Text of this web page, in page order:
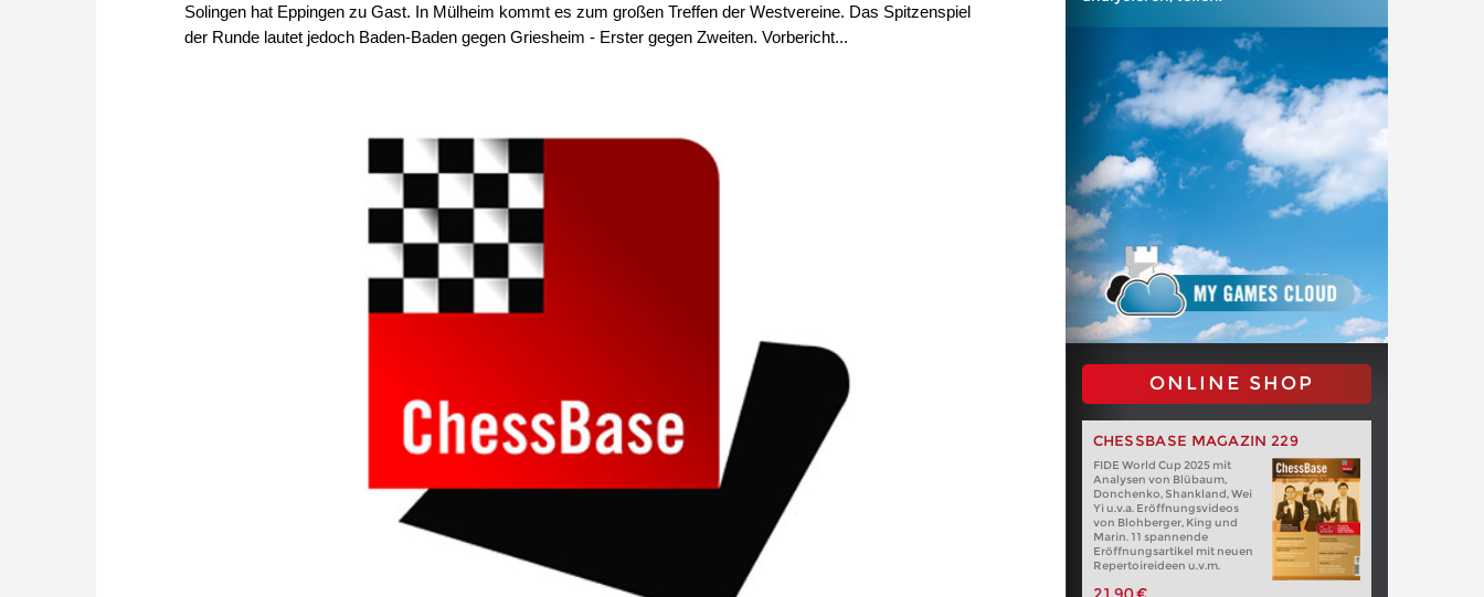
Solingen hat Eppingen zu Gast. In Mülheim kommt es zum großen Treffen der Westvereine. Das Spitzenspiel
der Runde lautet jedoch Baden-Baden gegen Griesheim - Erster gegen Zweiten. Vorbericht...
ONLINE SHOP
CHESSBASE MAGAZIN 229
FIDE World Cup 2025 mit
Analysen von Blübaum,
Donchenko, Shankland, Wei
Yi u.v.a. Eröffnungsvideos
von Blohberger, King und
Marin. 11 spannende
Eröffnungsartikel mit neuen
Repertoireideen u.v.m.